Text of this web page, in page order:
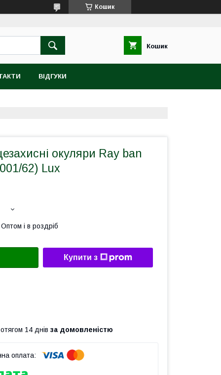
Кошик
Кошик
ВІДГУКИ
окуляри Ray ban
62) Lux
Оптом і в роздріб
Купити з
14 днів за домовленістю